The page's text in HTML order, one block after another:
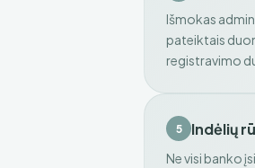
Išmokas
pateiktais
registravimo
5 Indėlių
Ne visi banko